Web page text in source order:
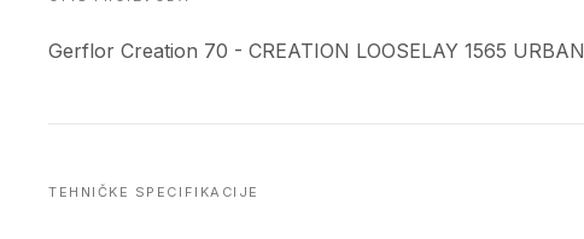
Gerflor Creation 70 - CREATION LOOSELAY 1565
TEHNIČKE SPECIFIKACIJE